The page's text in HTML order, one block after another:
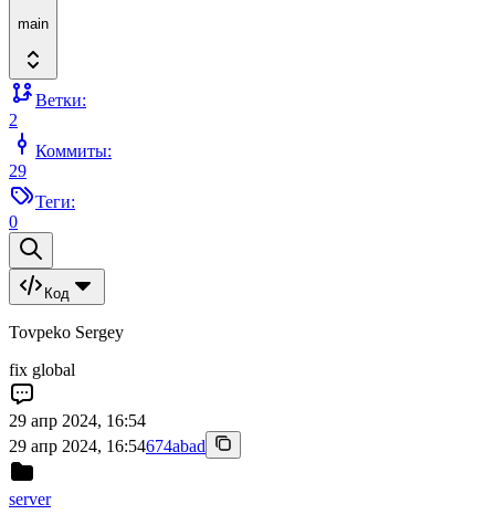
main
Ветки:
2
Коммиты:
29
Теги:
0
Код
Tovpeko Sergey
fix global
29 апр 2024, 16:54
29 апр 2024, 16:54674abad
server